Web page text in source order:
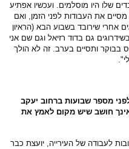
היו מוסלמים. ועכשיו אפתיע
את העבודות לפני הזמן, ואם
שירובד בשבוע הבא (הראיון
גם בדוד רזיאל וגם שם אני
ותסיים בערב. זה לא הולך
מספר שבועות ברחוב יעקב
חושב שיש מקום לאמץ את
לעבודה של העירייה, יועצת כבר